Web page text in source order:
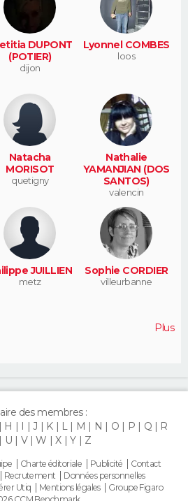
DUPONT
(POTIER)
dijon
Lyonnel COMBES
loos
Natacha
MORISOT
quetigny
Nathalie
YAMANJIAN (DOS
SANTOS)
valencin
JUILLIEN
metz
Sophie CORDIER
villeurbanne
Plus
des membres :
H I J K L M N O P Q
R
U V W X Y Z
Charte éditoriale Publicité
Contact
Recrutement
Données personnelles
Utiq Mentions légales
Groupe Figaro